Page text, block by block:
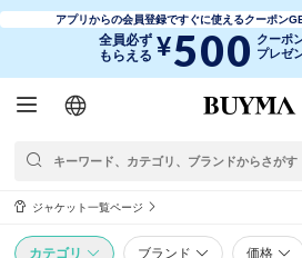
アプリからの会員登録ですぐに使えるクーポン
全員必ず
もらえる ¥500 クーポ
プレゼ
日本語
English
简体中文
繁體中文
ジャケット一覧ページ
カテゴリ ブランド 価格